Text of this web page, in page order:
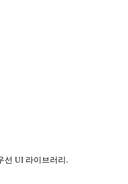
선 UI 라이브러리.